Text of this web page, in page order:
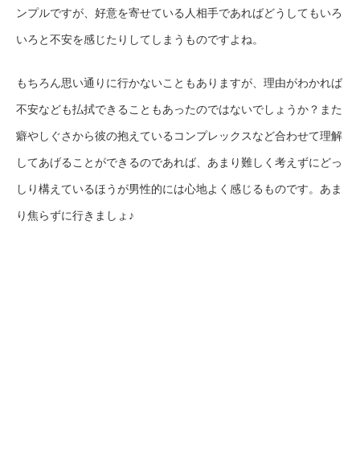
ンプルですが、好意を寄せている人相手であればどうしてもいろ
いろと不安を感じたりしてしまうものですよね。
もちろん思い通りに行かないこともありますが、理由がわかれば
不安なども払拭できることもあったのではないでしょうか？また
癖やしぐさから彼の抱えているコンプレックスなど合わせて理解
してあげることができるのであれば、あまり難しく考えずにどっ
しり構えているほうが男性的には心地よく感じるものです。あま
り焦らずに行きましょ♪